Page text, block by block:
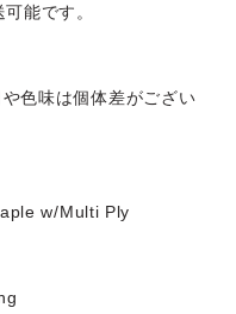
能です。
色味は個体差がござい
w/Multi Ply